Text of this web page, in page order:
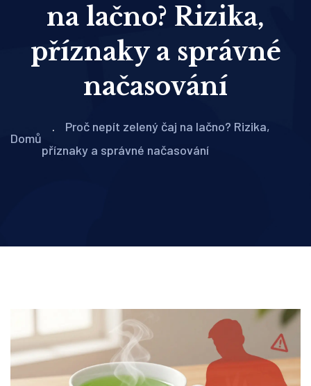
na lačno? Rizika,
příznaky a správné
načasování
Domů
Proč nepít zelený čaj na lačno? Rizika,
příznaky a správné načasování